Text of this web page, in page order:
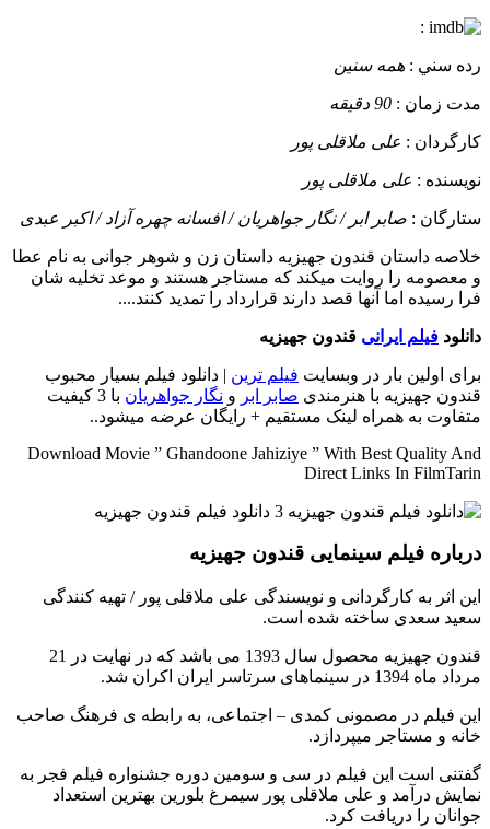
:
رده سني : همه سنین
مدت زمان : 90 دقیقه
کارگردان : علی ملاقلی پور
نويسنده : علی ملاقلی پور
ستارگان : صابر ابر / نگار جواهریان / افسانه چهره آزاد / اکبر عبدی
خلاصه داستان قندون جهیزیه داستان زن و شوهر جوانی به نام عطا
و معصومه را روایت میکند که مستاجر هستند و موعد تخلیه شان
فرا رسیده اما آنها قصد دارند قرارداد را تمدید کنند....
دانلود فیلم ایرانی قندون جهیزیه
برای اولین بار در وبسایت فیلم ترین | دانلود فیلم بسیار محبوب
قندون جهیزیه با هنرمندی صابر ابر و نگار جواهریان
با 3 کیفیت
متفاوت به همراه لینک مستقیم + رایگان عرضه میشود..
Download Movie ” Ghandoone Jahiziye ” With Best Quality And
Direct Links In FilmTarin
درباره فیلم سینمایی قندون جهیزیه
این اثر به کارگردانی و نویسندگی علی ملاقلی پور / تهیه کنندگی
سعید سعدی ساخته شده است.
قندون جهیزیه محصول سال 1393 می باشد که در نهایت در 21
مرداد ماه 1394 در سینماهای سرتاسر ایران اکران شد.
این فیلم در مصمونی کمدی – اجتماعی، به رابطه ی فرهنگ صاحب
خانه و مستاجر میپردازد.
گفتنی است این فیلم در سی و سومین دوره جشنواره فیلم فجر به
نمایش درآمد و علی ملاقلی پور سیمرغ بلورین بهترین استعداد
جوانان را دریافت کرد.